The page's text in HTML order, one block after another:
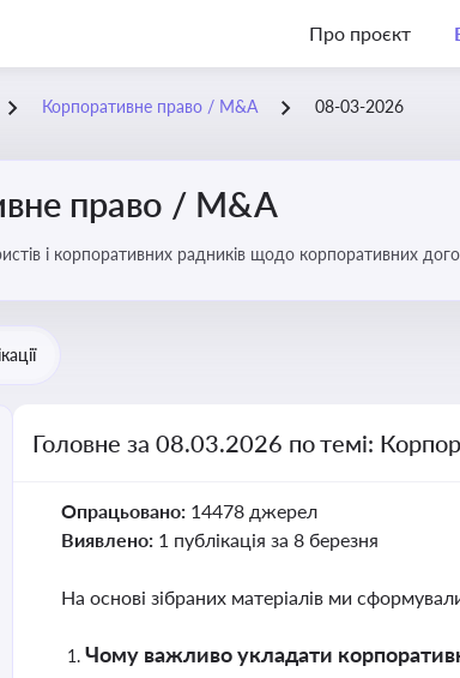
Про проєкт
Корпоративне право / M&A 08-03-2026
право / M&A
і корпоративних радників щодо корпоративних
Головне за 08.03.2026 по темі:
Опрацьовано: 14478 джерел
Виявлено: 1 публікація за 8 березня
На основі зібраних матеріалів ми
Чому важливо укладати